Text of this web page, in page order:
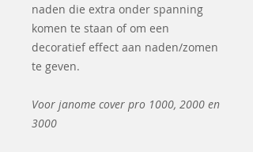
naden die extra onder spanning
komen te staan of om een
decoratief effect aan naden/zomen
te geven.
Voor janome cover pro 1000, 2000 en
3000